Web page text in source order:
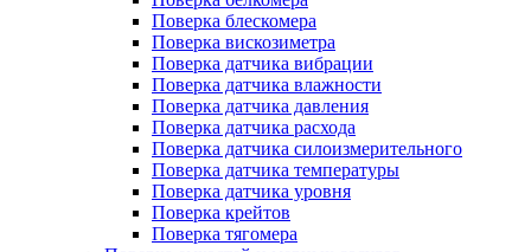
Поверка блескомера
Поверка вискозиметра
Поверка датчика вибрации
Поверка датчика влажности
Поверка датчика давления
Поверка датчика расхода
Поверка датчика силоизмерительного
Поверка датчика температуры
Поверка датчика уровня
Поверка крейтов
Поверка тягомера